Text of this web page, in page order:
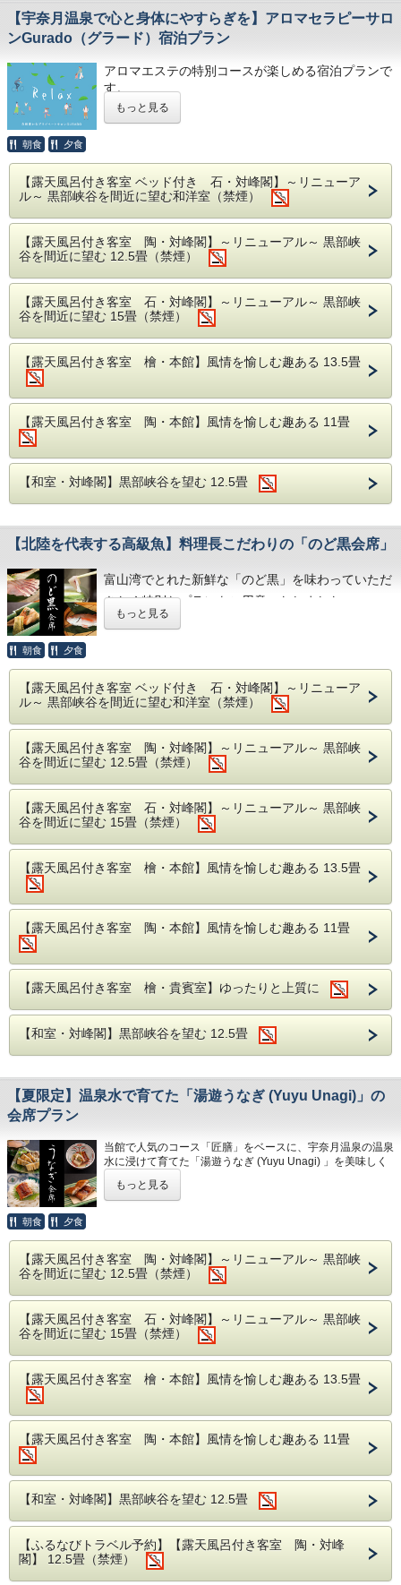
デ』＆第14 番『死と乙女』」がリリースされ、レ
コード芸術誌で特選盤に選出された。
蓼沼 恵美子 Emiko Tadenuma
（ピアノ）
卒業。「安宅賞」受賞。同大学院修了後、ロンドン
にてマリア・クルチョ女史のもと研鑽を積む。
1983年、ミュンヘン国際音楽コンクール、ヴァイ
オリン・ピアノ二重奏部門にてヴァイオリンの澤和
樹と共に第3位入賞。'84年、東京にてソロデビュー
リサイタルを開催し、本格的な演奏活動を開始す
る。これまでに、国内外の著名アーティストとも多
数共演、高い信頼を得ている。2004年には、妹、
蓼沼明美とピアノデュオによるリサイタルを開催
し、CD「姉妹デュオによる珠玉の連弾」、'11年、
ヘンシェル弦楽四重奏団とのCD「シューマン&ブラ
ームスのピアノ五重奏曲」はいずれも音楽誌上で高
い評価を受ける。澤和樹とのデュオ活動は50年にお
よび、フィンランドのクフモ、サヴォンリンナ、イ
ギリスの湖水地方、アメリカのボウドイン、アイル
ランドのウェスト・コークなど、国内外の音楽祭に
招聘される。'06年の「ベートーヴェン：ヴァイオ
リンとピアノのためのソナタ全曲チクルス」は国内
15年の「シューベルト、シューマン、ブラームスを
うたう」シリーズの4枚のライヴCDは、いずれも
「レコード芸術」特選盤として紹介されている。現
割鮮 本日の割鮮 煎り酒を添えて
別皿 白海老造りと山菜浸し 花山葵 うるい 蕨
昆布締め 花穂
炊合せ 叩き海老と旬菜炊合せ 筍 南京 椎茸 蕗
強肴 水蛸湯引き 梅肉酢
食事 富山のコシヒカリ
留椀 赤出汁
香の物 三種盛り
水菓子 季節の果物
☆お料理ランクアップ、お部屋ランクアップをご希
望の際は予約サイト内のオプション項目をご選択い
ただくか、御電話またはメールにてお気軽にお申し
・お食事場所は「お部屋」または「個室お食事処」
となります。
※5名様以上の場合、個室のお食事処をご用意い
たします。
※ご夕食・ご朝食ともに同じ場所でご用意しま
す。
る場合あり。
欄にご記入下さい。
事前のご連絡で他の料理に変更可能。
・当館は、和会席（夕）・和食膳（朝）をご提供し
・本プランは１泊のみで承ります。連泊をご希望の
お客様は２泊目を別プランでお申込みください。
【お車】黒部ICより約20分。駐車場完備
分、大阪駅より約230分、新潟駅より約160分
【送迎 】富山地方鉄道「宇奈月温泉駅」より徒歩3
分。送迎有（要事前予約）
予約フォームの送迎の項目から新幹線（JR黒部宇
奈月温泉駅）または富山地方鉄道（宇奈月温泉駅）
※送迎は13：30〜17：00迄行なっております。
■その他■
・露天風呂付のお部屋のお客様のチェックアウト時
間は11：00となります。（通常10：00）
・有線/無線LANあり
・当館ではご宿泊の約1週間前にご確認のお電話を
日本企業の底力、リーダーとしての在り方、技術者
としての誇り、技術向上に対するあくなき探求
心・・・
YKK APの製品の素晴らしさを知るだけでなく、こ
うした精神性にもふれることができます。
館内は「創業」「発展」「改革」「挑戦」の４つの
たちの生活に身近なエッセンスもたくさんあり、何
時間でも楽しめる空間です。
入口にあるプロローグエリアとさいごにある先人ホ
ールで上映される2本のヒストリームービーでは、
思わず涙がこみあげてくる感動があります。
ぜひ黒部・宇奈月温泉にお越しの際は、この「YKK
AP技術館」にお立ち寄りいただき、黒部の産業観
光をご体感ください。
***********************************************************
■YKK AP技術館について■
・営業時間：9:00～16:30(入場は16：00まで)
・休館日：月、祝日（※土日と重なる場合は開
館）、年末年始、お盆、GWは休館 (休館日変更の
場合あり）
・土日ガイドツアー＜①10：00～/②14：00～、各
回約60分にて開催＞（要予約/先着15名まで）
・入館料無料
①土日ガイドツアーの予約の手配代行 ※7日前まで
（平日は除く）
当館でご予約手配のサポートをさせていただきます
（満員の場合、ご予約できない日もございます）
②休日バスをご利用の場合のバス手配代行（土日の
場合、タクシー会社へのご予約が必要となります。
お車がある方はそのまま直接、現地へ向かってくだ
さい）。
③YKKブラジル カフェ・ボンフィーノ コーヒー
ギフトセット（10個）
りません）
・北陸新幹線「黒部宇奈月温泉駅」より、路線バス
・黒部宇奈月温泉駅のバス乗り場は、東口（正面
側）のロータリーにございます。
・路線バス「新幹線生地線」時刻表
https://www.kurobe-
・あいの風とやま鉄道「生地駅」より徒歩約6分
・黒部ICから車で約15分（無料駐車場20台）
◾️お食事◾️
料理人が創業した延楽には代々80年以上も継承され
てきた調理技術がございます。その技術を味わって
いただくべく、伝統と革新を結ぶ創作あふれるお料
理「匠膳」会席をご用意してございます。
お料理ランクをさらにアップされたい方は、オプシ
ョンで「雅膳」をご選択ください。
■その他■
・YKK AP技術館への入館希望時間を備考欄にご記
入くださいませ。追って延楽のスタッフよりガイド
の手配やバスについて連絡をさせていただきます。
（担当：上山）
・露天風呂付のお部屋のお客様のチェックアウト時
間は11：00となります。（通常10：00）
【宇奈月温泉で心と身体にやすらぎを】アロマセラピーサロ
ンGurado（グラード）宿泊プラン
アロマエステの特別コースが楽しめる宿泊プランで
す。
館内にあるアロマセラピーサロン 「Gurado（グラ
を用いたアロマエステの施術サービスを提供してお
ります。
抽出したエッシェンシャルオイルは人間本来の持つ
自然治癒力を高め
疲れた心と身体に働きかけ、深いリラクゼーション
へと導いていきます。
ストレス社会の中で心と身体のバランスを整えるア
ロマセラピー。
エステだけではなくアロマを使ったケアは高い効果
を発揮します。
精油の効能などアロマのプロが丁寧にカウンセリン
山のガラス作家が制作した特別なティーセットで温
美肌効果、疲労回復効果のある宇奈月温泉と共に、
富山のアロマを使った延楽オリジナルのオールハン
ドトリートメントをぜひお楽しみください。
～当プランのお客様は以下の「７０分コース」か
「１００分コース」をお選びください～
◾️宿泊プラン限定コース◾️
・70分コース「アロマボディ60分＋ヘッドスパ10
分（ヘッドスパ中にフェイシャルパック付き）」
果を持続させる、フェイシャルパックで肌本来の輝
きを取り戻します。
￥15,000 《10%割引》 ￥13,500 でご利用いただ
・100分コース「アロマボディ90分＋ヘッドスパ10
分（ヘッドスパ中にフェイシャルパック付き）」
更なる癒しやリラックスをお求めの方にオススメの
ロングコースで、全身に深い安らぎと回復をもたら
します。
￥20,500 ≪15%割引≫ ￥17,425でご利用いただけ
ます。
※両コースともクレンジングは含みません。ご来店
前のメイクオフをお願いいたします。
◾️本プランの特典◾️
定のアロマボディとヘッドスパ（フェイシャルパッ
ク付）を組み合わせた、特別なコースが受けられま
す。
②≪70分コース10％割引≫、≪100分のコース15%
割引≫でご利用いただけます。すべて宿泊プラン限
定コースの施術です。
③施術後に黒部モルト麦茶（500ml）をプレゼント
④富山のハーブティ（個包装タイプ）をお1つプレ
⑤アーリーチェックイン14時/レイトチェックアウ
ト11時
◾️サロンご予約について◾️
・サロン営業時間の20:00から23:00 (24:00施術終
了)の間でご希望のお時間をお選び頂き、ご予約の
備考欄にご希望時間と施術メニューをご記入くださ
い。（例：21：00～70分コース希望。）
・前後に施術予約がある場合、準備のお時間を頂戴
するため、お時間のご変更をお願いする場合がござ
います。ご了承のほど何卒宜しくお願いいたしま
す。
・エステ施術料金は宿泊プランに含まれておりませ
ん。別途エステ施術の代金（割引特典にて）がかか
ります。
◾️ボディ精油アイテム◾️
①クロモジブレンド(リラックスと安眠)
クロモジ、ニオイコブシ、クロマツをブレンド
②ユズブレンド(リフレッシュとデトックス)
ユズ、立山杉、ヒノキ(枝葉)をブレンド
◾️美肌効果のある泉質◾️
もっと見る
朝食 夕食
【露天風呂付き客室 ベッド付き 石・対峰閣】～リニューア
ル～ 黒部峡谷を間近に望む和洋室（禁煙）
【露天風呂付き客室 陶・対峰閣】～リニューアル～ 黒部峡
谷を間近に望む 12.5畳（禁煙）
【露天風呂付き客室 石・対峰閣】～リニューアル～ 黒部峡
谷を間近に望む 15畳（禁煙）
【露天風呂付き客室 檜・本館】風情を愉しむ趣ある 13.5畳
【露天風呂付き客室 陶・本館】風情を愉しむ趣ある 11畳
【和室・対峰閣】黒部峡谷を望む 12.5畳
【北陸を代表する高級魚】料理長こだわりの「のど黒会席」
富山湾でとれた新鮮な「のど黒」を味わっていただ
きたく特別なプランをご用意いたしました。
す。厳選した富山湾でとれた「のど黒」はしゃぶし
ゃぶをはじめ異なる調理法でお仕度します。
さっと出汁にくぐらせる事で余分な脂が落ち、適度
に身がしまるしゃぶしゃぶは特に召し上がっていた
だきたい一品。つけダレには特製のポン酢をご用意
しております。
※のど黒はいずれも切り身になります。
※本プランは１泊のみで承ります。連泊をご希望の
お客様は２泊目を別プランでお申込みください。
【夏の献立一例】
食前酒 地酒
椀物 牡丹鱧 清汁仕立て
割鮮 本日の割鮮 煎り酒を添えて
別皿 白海老素麺
温物 のど黒煮付け
強肴 牡丹海老と水蛸 土佐酢ジュレ
台物 氷見牛石焼 南蛮味噌 地場野菜
留椀 赤出汁
香の物 盛り合わせ
水菓子 季節の果物
「雅膳」の朝食膳
※仕入れの都合により献立の内容を予告なく変更す
る場合があります。
※アレルギーや苦手食材等がございましたら事前に
ご連絡ください。
当館のお食事はお部屋食または個室食事処でのご用
意となっております（場所はおまかせになりま
す）。
こちらのプランももちろんお部屋または個室食事処
でご用意しますのでご夫婦様はもちろん、ご家族
もっと見る
朝食 夕食
【露天風呂付き客室 ベッド付き 石・対峰閣】～リニューア
ル～ 黒部峡谷を間近に望む和洋室（禁煙）
【露天風呂付き客室 陶・対峰閣】～リニューアル～ 黒部峡
谷を間近に望む 12.5畳（禁煙）
【露天風呂付き客室 石・対峰閣】～リニューアル～ 黒部峡
谷を間近に望む 15畳（禁煙）
【露天風呂付き客室 檜・本館】風情を愉しむ趣ある 13.5畳
【露天風呂付き客室 陶・本館】風情を愉しむ趣ある 11畳
【露天風呂付き客室 檜・貴賓室】ゆったりと上質に
【和室・対峰閣】黒部峡谷を望む 12.5畳
【夏限定】温泉水で育てた「湯遊うなぎ (Yuyu Unagi) 」の
会席プラン
当館で人気のコース「匠膳」をベースに、宇奈月温泉の温泉
水に浸けて育てた「湯遊うなぎ (Yuyu Unagi) 」を美味しく
身を柔らかくさせ、より美味しくさせた宇奈月温泉の新ご当
地グルメです。
お鍋はふんわりとした触感で特製お出汁との相性が良く
うなぎの油がお野菜の旨味を引き立てます。
その他、炊合せや蒲焼きもお楽しみください。
滋養豊富な「うなぎ」は夏バテ防止にもつながり、体を元気
をぜひご堪能ください。
【献立一例】
割鮮 本日の割鮮 煎り酒を添えて
凌ぎ 湯遊うなぎ素麺
別皿 白海老造り
強肴 富山県産水蛸 梅肉酢
もっと見る
朝食 夕食
【露天風呂付き客室 陶・対峰閣】～リニューアル～ 黒部峡
谷を間近に望む 12.5畳（禁煙）
【露天風呂付き客室 石・対峰閣】～リニューアル～ 黒部峡
谷を間近に望む 15畳（禁煙）
【露天風呂付き客室 檜・本館】風情を愉しむ趣ある 13.5畳
【露天風呂付き客室 陶・本館】風情を愉しむ趣ある 11畳
【和室・対峰閣】黒部峡谷を望む 12.5畳
【ふるなびトラベル予約】【露天風呂付き客室 陶・対峰
閣】 12.5畳（禁煙）